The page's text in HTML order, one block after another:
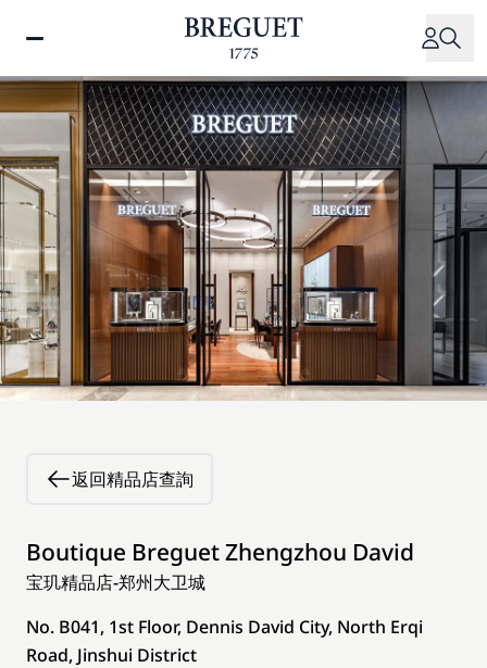
內
容
返回精品店查詢
Boutique Breguet Zhengzhou David
宝玑精品店-郑州大卫城
No. B041, 1st Floor, Dennis David City, North Erqi
Road, Jinshui District